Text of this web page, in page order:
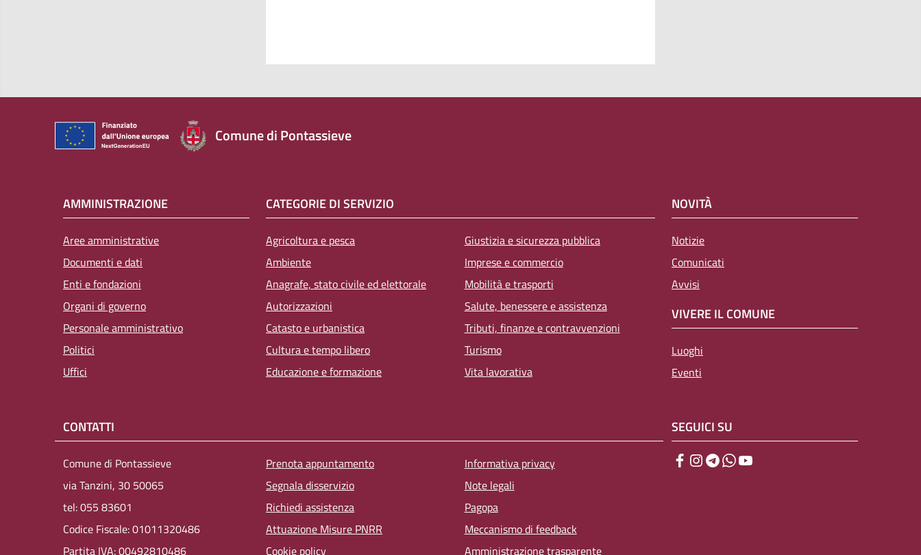
Comune di Pontassieve
AMMINISTRAZIONE
Aree amministrative
Documenti e dati
Enti e fondazioni
Organi di governo
Personale amministrativo
Politici
Uffici
CATEGORIE DI SERVIZIO
Agricoltura e pesca
Ambiente
Anagrafe, stato civile ed elettorale
Autorizzazioni
Catasto e urbanistica
Cultura e tempo libero
Educazione e formazione
Giustizia e sicurezza pubblica
Imprese e commercio
Mobilità e trasporti
Salute, benessere e assistenza
Tributi, finanze e contravvenzioni
Turismo
Vita lavorativa
NOVITÀ
Notizie
Comunicati
Avvisi
VIVERE IL COMUNE
Luoghi
Eventi
CONTATTI
Comune di Pontassieve
via Tanzini, 30 50065
tel: 055 83601
Codice Fiscale: 01011320486
Partita IVA: 00492810486
Menu piè di pagina
Prenota appuntamento
Segnala disservizio
Richiedi assistenza
Attuazione Misure PNRR
Cookie policy
Informativa privacy
Note legali
Pagopa
Meccanismo di feedback
Amministrazione trasparente
SEGUICI SU
Facebook
Instagram
TelegramWhatsApp